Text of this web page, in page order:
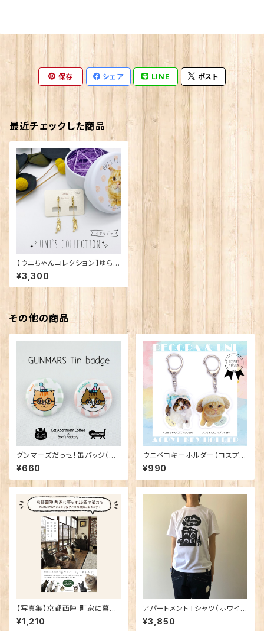
保存 シェア LINE ポスト
最近チェックした商品
【ウニちゃんコレクション】ゆらゆ
らイヤリング
¥3,300
その他の商品
グンマーズだっせ！缶バッジ（ぼ
んちゃん工房コラボデザイン）※
数量限定
¥660
ウニペコキーホルダー（コスプレ
バージョン）
¥990
【写真集】京都西陣 町家に暮ら
す16匹の猫たち 単行本 –KAD
OKAWA-
¥1,210
アパートメントTシャツ（ホワイ
ト）
¥3,850